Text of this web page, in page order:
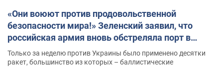
«Они воюют против продовольственной
безопасности мира!» Зеленский заявил, что
российская армия вновь обстреляла порт в
Одессе
Только за неделю против Украины было применено десятки
ракет, большинство из которых – баллистические